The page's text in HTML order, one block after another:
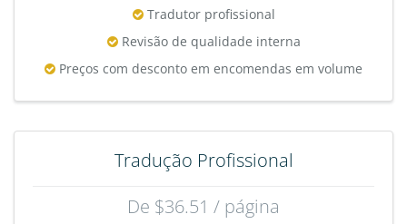
Tradutor profissional
Revisão de qualidade interna
Preços com desconto em encomendas em volume
Tradução Profissional
De $36.51 / página